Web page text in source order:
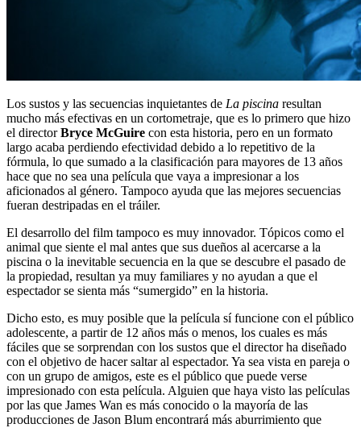
Los sustos y las secuencias inquietantes de La piscina resultan
mucho más efectivas en un cortometraje, que es lo primero que hizo
el directorBryce McGuire con esta historia, pero en un formato
largo acaba perdiendo efectividad debido a lo repetitivo de la
fórmula, lo que sumado a la clasificación para mayores de 13 años
hace que no sea una película que vaya a impresionar a los
aficionados al género. Tampoco ayuda que las mejores secuencias
fueran destripadas en el tráiler.
El desarrollo del film tampoco es muy innovador. Tópicos como el
animal que siente el mal antes que sus dueños al acercarse a la
piscina o la inevitable secuencia en la que se descubre el pasado de
la propiedad, resultan ya muy familiares y no ayudan a que el
espectador se sienta más “sumergido” en la historia.
Dicho esto, es muy posible que la película sí funcione con el público
adolescente, a partir de 12 años más o menos, los cuales es más
fáciles que se sorprendan con los sustos que el director ha diseñado
con el objetivo de hacer saltar al espectador. Ya sea vista en pareja o
con un grupo de amigos, este es el público que puede verse
impresionado con esta película. Alguien que haya visto las películas
por las que James Wan es más conocido o la mayoría de las
producciones de Jason Blum encontrará más aburrimiento que